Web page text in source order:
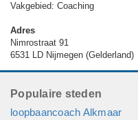
Vakgebied: Coaching
Adres
Nimrostraat 91
6531 LD Nijmegen (Gelderland)
Populaire steden
loopbaancoach Alkmaar